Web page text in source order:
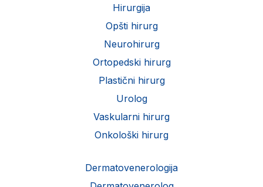
Hirurgija
Opšti hirurg
Neurohirurg
Ortopedski hirurg
Plastični hirurg
Urolog
Vaskularni hirurg
Onkološki hirurg
Dermatovenerologija